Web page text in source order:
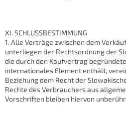
XI. SCHLUSSBESTIMMUNG
1. Alle Verträge zwischen dem
unterliegen der Rechtsordnung der
die durch den Kaufvertrag
internationales Element enthält,
Beziehung dem Recht der
Rechte des Verbrauchers aus
Vorschriften bleiben hiervon